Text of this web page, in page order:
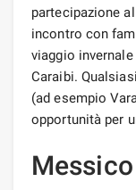
partecipazione
incontro con
viaggio
Caraibi.
(ad esempio
opportunità per
Messico